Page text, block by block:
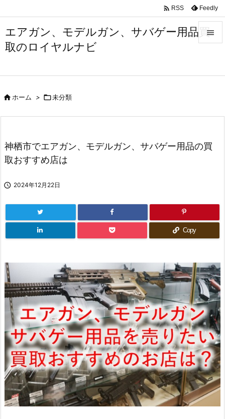
エアガン、モデルガン、サバゲー用品買
取のロイヤルナビ


前へ
次へ
 RSS Feedly
ホーム > 未分類
神栖市でエアガン、モデルガン、サバゲー用品の買
取おすすめ店は
 2024年12月22日
Copy